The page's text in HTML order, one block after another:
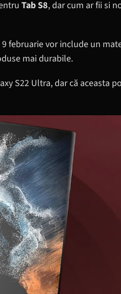
Tab S8, dar cum ar fii si
februarie vor include un
mai durabile.
S22 Ultra, dar că aceasta